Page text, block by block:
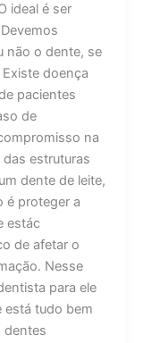
ideal é ser
não o dente, se
doença
pacientes
de
na
estruturas
dente de leite,
é proteger a
estác
de afetar o
Nesse
para ele
está tudo bem
dentes